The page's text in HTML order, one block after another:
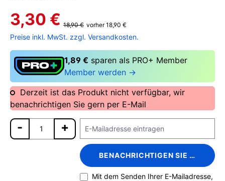
3,30 € 18,90 € vorher 18,90 €
Preise inkl. MwSt. zzgl. Versandkosten.
1,89 € sparen als PRO+ Member
Member werden →
Derzeit ist das Produkt nicht verfügbar, wir
benachrichtigen Sie gern per E-Mail
BENACHRICHTIGEN SIE MICH
Mit dem Senden Ihrer E-Mailadresse,